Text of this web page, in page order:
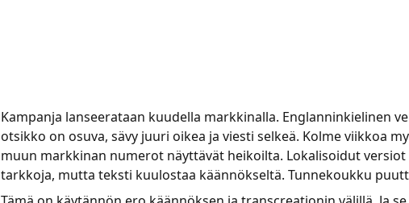
Kampanja lanseerataan kuudella markkinalla. Englanninkielinen
otsikko on osuva, sävy juuri oikea ja viesti selkeä. Kolme viikkoa
muun markkinan numerot näyttävät heikoilta. Lokalisoidut
tarkkoja, mutta teksti kuulostaa käännökseltä. Tunnekoukku